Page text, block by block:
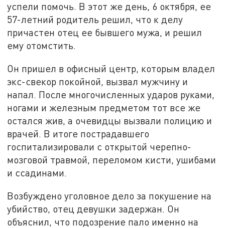
успели помочь. В этот же день, 6 октября, ее
57-летний родитель решил, что к делу
причастен отец ее бывшего мужа, и решил
ему отомстить.
Он пришел в офисный центр, которым владел
экс-свекор покойной, вызвал мужчину и
напал. После многочисленных ударов руками,
ногами и железным предметом тот все же
остался жив, а очевидцы вызвали полицию и
врачей. В итоге пострадавшего
госпитализировали с открытой черепно-
мозговой травмой, переломом кисти, ушибами
и ссадинами.
Возбуждено уголовное дело за покушение на
убийство, отец девушки задержан. Он
объяснил, что подозрение пало именно на